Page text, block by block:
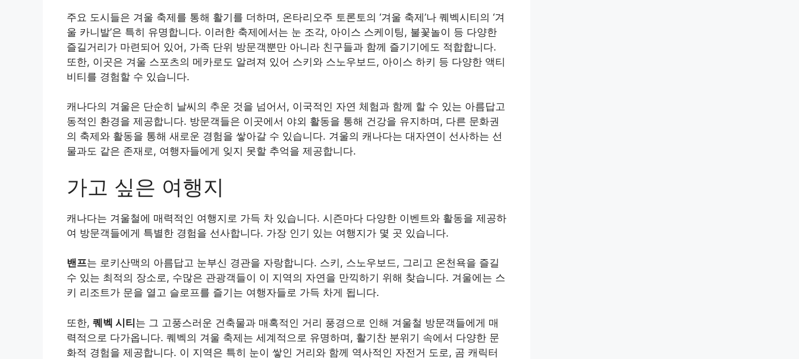
주요 도시들은 겨울 축제를 통해 활기를 더하며, 온타리오주 토론토의 ‘겨울 축제’나 퀘벡시티의 ‘겨
울 카니발’은 특히 유명합니다. 이러한 축제에서는 눈 조각, 아이스 스케이팅, 불꽃놀이 등 다양한
즐길거리가 마련되어 있어, 가족 단위 방문객뿐만 아니라 친구들과 함께 즐기기에도 적합합니다.
또한, 이곳은 겨울 스포츠의 메카로도 알려져 있어 스키와 스노우보드, 아이스 하키 등 다양한 액티
비티를 경험할 수 있습니다.
캐나다의 겨울은 단순히 날씨의 추운 것을 넘어서, 이국적인 자연 체험과 함께 할 수 있는 아름답고
동적인 환경을 제공합니다. 방문객들은 이곳에서 야외 활동을 통해 건강을 유지하며, 다른 문화권
의 축제와 활동을 통해 새로운 경험을 쌓아갈 수 있습니다. 겨울의 캐나다는 대자연이 선사하는 선
물과도 같은 존재로, 여행자들에게 잊지 못할 추억을 제공합니다.
가고 싶은 여행지
캐나다는 겨울철에 매력적인 여행지로 가득 차 있습니다. 시즌마다 다양한 이벤트와 활동을 제공하
여 방문객들에게 특별한 경험을 선사합니다. 가장 인기 있는 여행지가 몇 곳 있습니다.
밴프는 로키산맥의 아름답고 눈부신 경관을 자랑합니다. 스키, 스노우보드, 그리고 온천욕을 즐길
수 있는 최적의 장소로, 수많은 관광객들이 이 지역의 자연을 만끽하기 위해 찾습니다. 겨울에는 스
키 리조트가 문을 열고 슬로프를 즐기는 여행자들로 가득 차게 됩니다.
또한, 퀘벡 시티는 그 고풍스러운 건축물과 매혹적인 거리 풍경으로 인해 겨울철 방문객들에게 매
력적으로 다가옵니다. 퀘벡의 겨울 축제는 세계적으로 유명하며, 활기찬 분위기 속에서 다양한 문
화적 경험을 제공합니다. 이 지역은 특히 눈이 쌓인 거리와 함께 역사적인 자전거 도로, 곰 캐릭터